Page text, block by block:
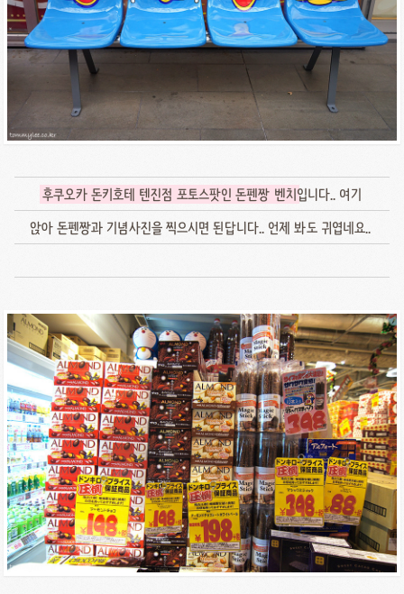
후쿠오카 돈키호테 텐진점 포토스팟인 돈펜짱 벤치입니다.. 여기
앉아 돈펜짱과 기념사진을 찍으시면 된답니다.. 언제 봐도 귀엽네요..